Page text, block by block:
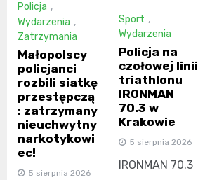
Policja ,
Wydarzenia ,
Zatrzymania
Małopolscy
policjanci
rozbili siatkę
przestępczą
: zatrzymany
nieuchwytny
narkotykowi
ec!
5 sierpnia 2026
Sport ,
Wydarzenia
Policja na
czołowej linii
triathlonu
IRONMAN
70.3 w
Krakowie
5 sierpnia 2026
IRONMAN 70.3